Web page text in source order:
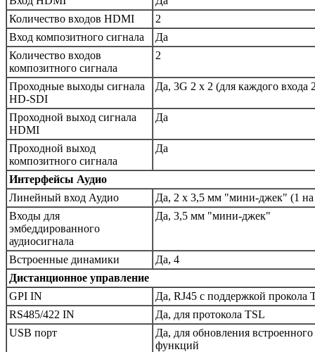
Количество входов HDMI
2
Вход композитного сигнала
Да
Количество входов
композитного сигнала
2
Проходные выходы сигнала
HD-SDI
Да, 3G 2 x 2 (для каждого входа
Проходной выход сигнала
HDMI
Да
Проходной выход
композитного сигнала
Да
Интерфейсы Аудио
Линейный вход Аудио
Да, 2 x 3,5 мм "мини-джек" (1
Входы для
эмбеддированного
аудиосигнала
Да, 3,5 мм "мини-джек"
Встроенные динамики
Да, 4
Дистанционное управление
GPI IN
Да, RJ45 с поддержкой прокола
RS485/422 IN
Да, для протокола TSL
USB порт
Да, для обновления
функций